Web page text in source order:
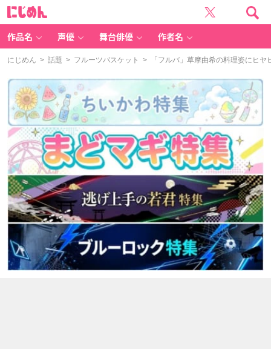
作品名 声優 舞台俳優 作者名
にじめん > 話題 > フルーツバスケット > 「フルバ」草摩由希の料理姿にヒ